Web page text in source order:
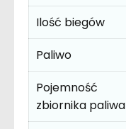
Ilość biegów
Paliwo
Pojemność
zbiornika paliwa